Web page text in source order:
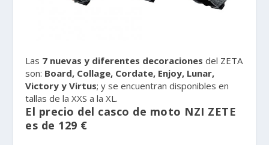
Las 7 nuevas y diferentes decoraciones del ZETA
son: Board, Collage, Cordate, Enjoy, Lunar,
Victory y Virtus; y se encuentran disponibles en
tallas de la XXS a la XL.
El precio del casco de moto NZI ZETE
es de 129 €